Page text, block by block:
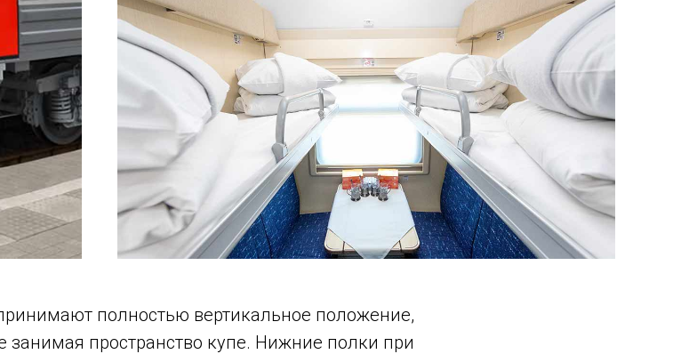
полностью вертикальное положение,
пространство купе. Нижние полки при